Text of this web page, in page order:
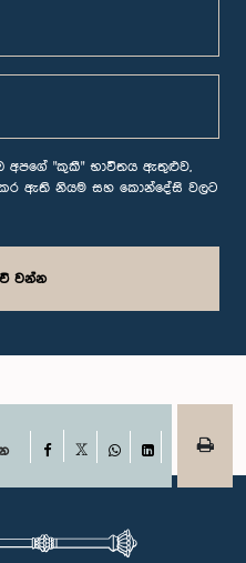
අපගේ "කුකී" භාවිතය ඇතුළුව,
ඇති නියම සහ කොන්දේසි වලට
වන්න
Facebook